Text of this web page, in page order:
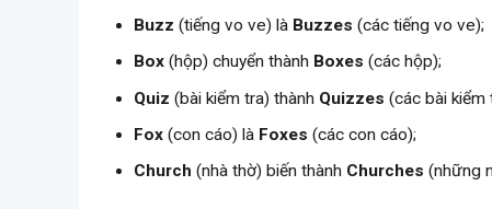
Buzz (tiếng vo ve) là Buzzes (các tiếng vo ve);
Box (hộp) chuyển thành Boxes (các hộp);
Quiz (bài kiểm tra) thành Quizzes (các bài kiểm
Fox (con cáo) là Foxes (các con cáo);
Church (nhà thờ) biến thành Churches (những